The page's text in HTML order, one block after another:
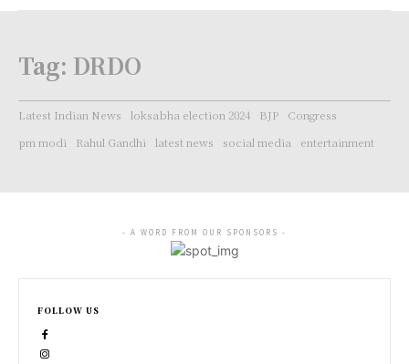
Tag: DRDO
Latest Indian News loksabha election 2024 BJP
Congress
pm modi
Rahul Gandhi latest news social media entertainment
- A WORD FROM OUR SPONSORS -
FOLLOW US